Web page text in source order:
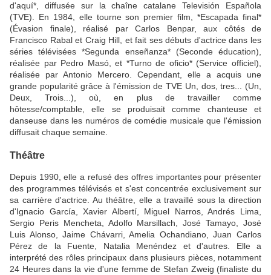
d'aquí*, diffusée sur la chaîne catalane Televisión Española
(TVE). En 1984, elle tourne son premier film, *Escapada final*
(Évasion finale), réalisé par Carlos Benpar, aux côtés de
Francisco Rabal et Craig Hill, et fait ses débuts d'actrice dans les
séries télévisées *Segunda enseñanza* (Seconde éducation),
réalisée par Pedro Masó, et *Turno de oficio* (Service officiel),
réalisée par Antonio Mercero. Cependant, elle a acquis une
grande popularité grâce à l'émission de TVE Un, dos, tres... (Un,
Deux, Trois...), où, en plus de travailler comme
hôtesse/comptable, elle se produisait comme chanteuse et
danseuse dans les numéros de comédie musicale que l'émission
diffusait chaque semaine.
Théâtre
Depuis 1990, elle a refusé des offres importantes pour présenter
des programmes télévisés et s'est concentrée exclusivement sur
sa carrière d'actrice. Au théâtre, elle a travaillé sous la direction
d'Ignacio García, Xavier Albertí, Miguel Narros, Andrés Lima,
Sergio Peris Mencheta, Adolfo Marsillach, José Tamayo, José
Luis Alonso, Jaime Chávarri, Amelia Ochandiano, Juan Carlos
Pérez de la Fuente, Natalia Menéndez et d'autres. Elle a
interprété des rôles principaux dans plusieurs pièces, notamment
24 Heures dans la vie d'une femme de Stefan Zweig (finaliste du